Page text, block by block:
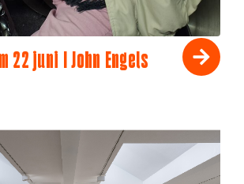
22 juni I John Engels